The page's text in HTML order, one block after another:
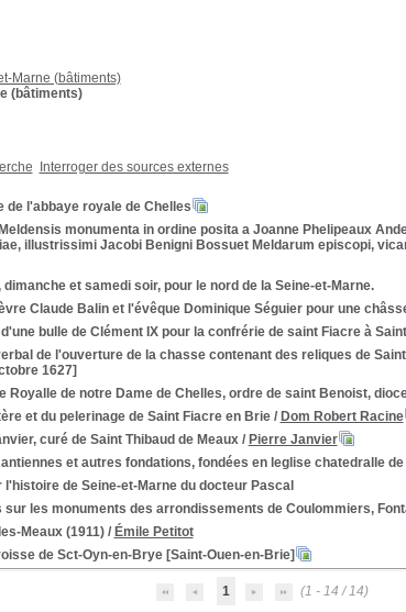
Marne (bâtiments)
(bâtiments)
Interroger des sources externes
de l'abbaye royale de Chelles
monumenta in ordine posita a Joanne Phelipeaux
illustrissimi Jacobi Benigni Bossuet Meldarum episcopi,
et samedi soir, pour le nord de la Seine-et-Marne.
Claude Balin et l'évêque Dominique Séguier pour une
bulle de Clément IX pour la confrérie de saint Fiacre à
de l'ouverture de la chasse contenant des reliques de
1627]
Royalle de notre Dame de Chelles, ordre de saint Benoist,
et du pelerinage de Saint Fiacre en Brie/ Dom Robert Racine
curé de Saint Thibaud de Meaux/ Pierre Janvier
et autres fondations, fondées en leglise chatedralle
de Seine-et-Marne du docteur Pascal
les monuments des arrondissements de Coulommiers,
Meaux (1911)/ Émile Petitot
de Sct-Oyn-en-Brye [Saint-Ouen-en-Brie]
1 (1 - 14 / 14)